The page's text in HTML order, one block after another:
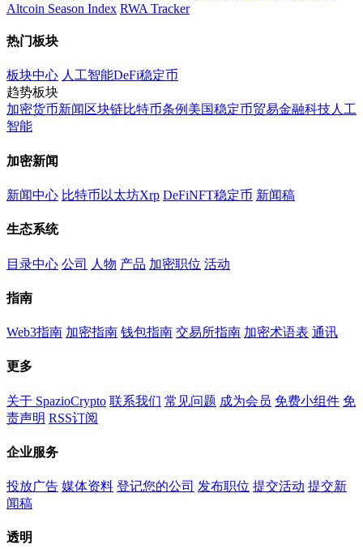
Altcoin Season Index RWA Tracker
热门板块
板块中心 人工智能DeFi稳定币
趋势板块
加密货币新闻 区块链比特币条例 美国稳定币贸易金融科技人工
智能
加密新闻
新闻中心 比特币 以太坊Xrp DeFiNFT稳定币 新闻稿
生态系统
目录中心 公司 人物 产品 加密职位 活动
指南
Web3指南 加密指南 钱包指南 交易所指南 加密术语表 通讯
更多
关于 SpazioCrypto 联系我们 常见问题 成为会员 免费小组件 免
责声明 RSS订阅
企业服务
投放广告 媒体资料 登记您的公司 发布职位 提交活动 提交新
闻稿
透明